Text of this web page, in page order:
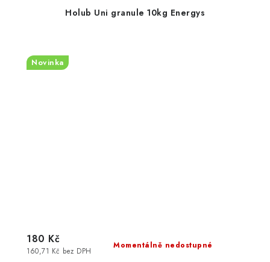
Holub Uni granule 10kg Energys
Novinka
Momentálně nedostupné
160,71 Kč bez DPH
180 Kč